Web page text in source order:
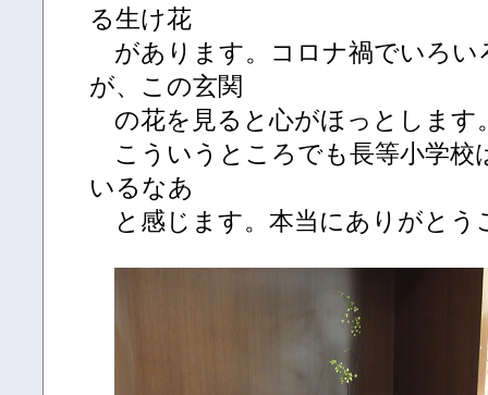
る生け花
があります。コロナ禍でいろい
が、この玄関
の花を見ると心がほっとします
こういうところでも長等小学校
いるなあ
と感じます。本当にありがとう